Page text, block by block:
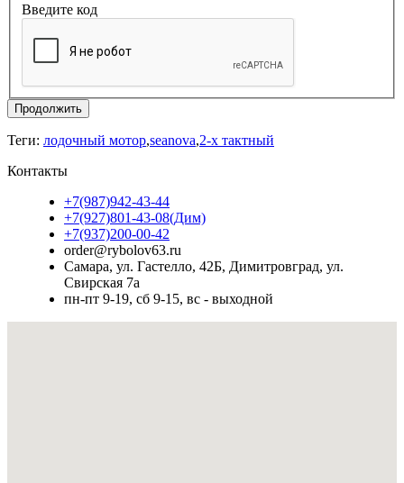
Введите код
Продолжить
Теги: лодочный мотор,seanova,2-х тактный
Контакты
+7(987)942-43-44
+7(927)801-43-08(Дим)
+7(937)200-00-42
order@rybolov63.ru
Самара, ул. Гастелло, 42Б, Димитровград, ул.
Свирская 7а
пн-пт 9-19, сб 9-15, вс - выходной